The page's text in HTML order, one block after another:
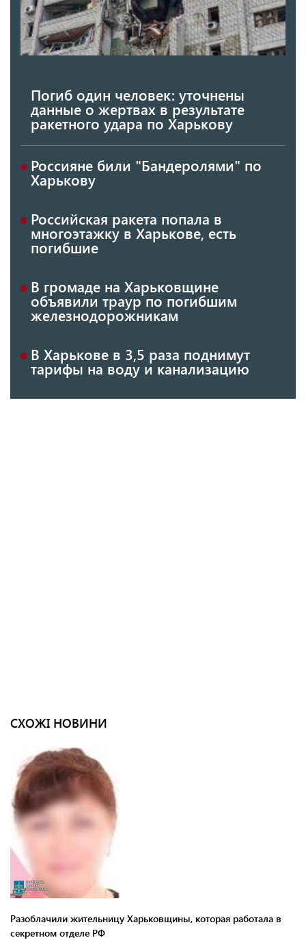
Погиб один человек: уточнены
данные о жертвах в результате
ракетного удара по Харькову
Россияне били "Бандеролями" по
Харькову
Российская ракета попала в
многоэтажку в Харькове, есть
погибшие
В громаде на Харьковщине
объявили траур по погибшим
железнодорожникам
В Харькове в 3,5 раза поднимут
тарифы на воду и канализацию
СХОЖІ НОВИНИ
Разоблачили жительницу Харьковщины, которая работала в
секретном отделе РФ